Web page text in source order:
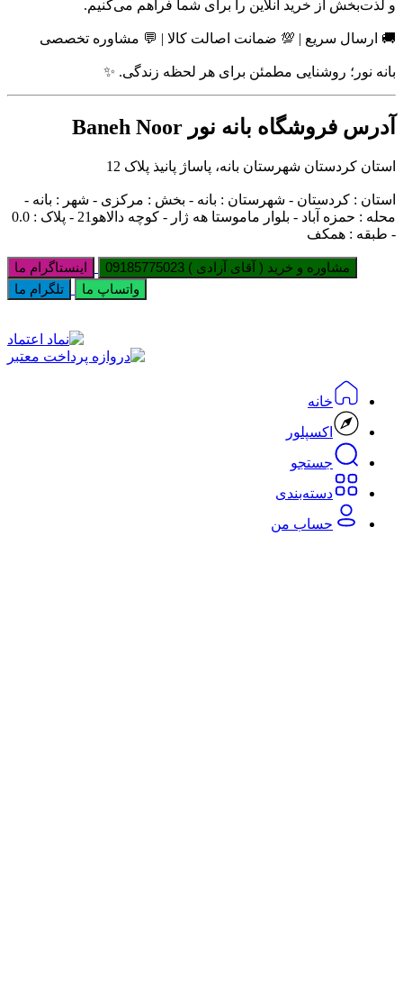
و لذت‌بخش از خرید آنلاین را برای شما فراهم می‌کنیم.
🚚 ارسال سریع | 💯 ضمانت اصالت کالا | 💬 مشاوره تخصصی
بانه نور؛ روشنایی مطمئن برای هر لحظه زندگی. ✨
آدرس فروشگاه بانه نور Baneh Noor
استان کردستان شهرستان بانه، پاساژ پانیذ پلاک 12
استان : کردستان - شهرستان : بانه - بخش : مرکزی - شهر : بانه -
محله : حمزه آباد - بلوار ماموستا هه ژار - کوچه دالاهو21 - پلاک : 0.0
- طبقه : همکف
مشاوره و خرید ( آقای آزادی ) 09185775023
اینستاگرام ما
واتساپ ما
تلگرام ما
خانه
اکسپلور
جستجو
دسته‌بندی‌
حساب من